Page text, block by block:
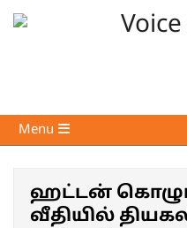
Skip
Voice
of
Primary
Navigation
Menu
ஹட்டன்
வீதியில்